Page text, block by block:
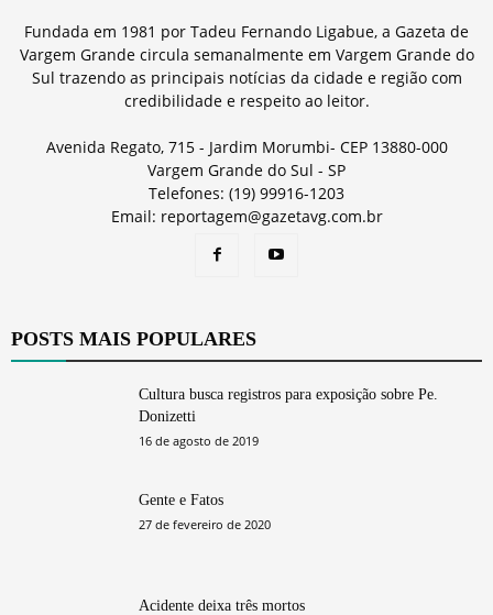
Fundada em 1981 por Tadeu Fernando Ligabue, a Gazeta de
Vargem Grande circula semanalmente em Vargem Grande do
Sul trazendo as principais notícias da cidade e região com
credibilidade e respeito ao leitor.
Avenida Regato, 715 - Jardim Morumbi- CEP 13880-000
Vargem Grande do Sul - SP
Telefones: (19) 99916-1203
Email: reportagem@gazetavg.com.br
POSTS MAIS POPULARES
Cultura busca registros para exposição sobre Pe.
Donizetti
16 de agosto de 2019
Gente e Fatos
27 de fevereiro de 2020
Acidente deixa três mortos